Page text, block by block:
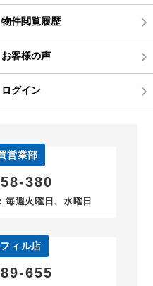
物件閲覧履歴
お客様の声
ログイン
営業部
380
週火曜日、水曜日
ィル店
655